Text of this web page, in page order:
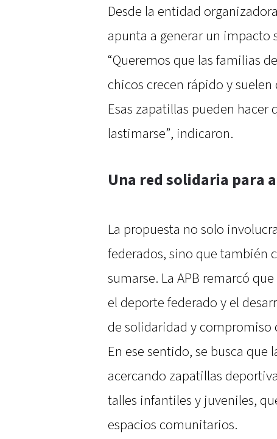
Desde la entidad
apunta a generar un impacto
“Queremos que las familias
chicos crecen rápido y
Esas zapatillas pueden
lastimarse”, indicaron.
Una red solidaria para
La propuesta no solo
federados, sino que también
sumarse. La APB remarcó
el deporte federado y el
de solidaridad y compromiso
En ese sentido, se busca
acercando zapatillas
talles infantiles y juveniles,
espacios comunitarios.